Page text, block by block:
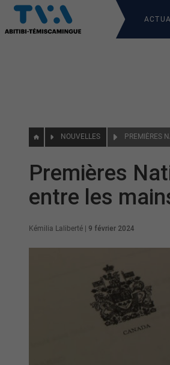
NOUVELLES
Premières
entre les
Kémilia Laliberté 9 février 2024